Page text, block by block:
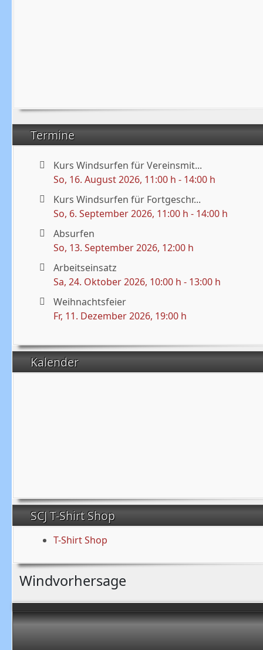
Termine
Kurs Windsurfen für Vereinsmit...
So, 16. August 2026, 11:00 h - 14:00 h
Kurs Windsurfen für Fortgeschr...
So, 6. September 2026, 11:00 h - 14:00 h
Absurfen
So, 13. September 2026, 12:00 h
Arbeitseinsatz
Sa, 24. Oktober 2026, 10:00 h - 13:00 h
Weihnachtsfeier
Fr, 11. Dezember 2026, 19:00 h
Kalender
SCJ T-Shirt Shop
T-Shirt Shop
Windvorhersage